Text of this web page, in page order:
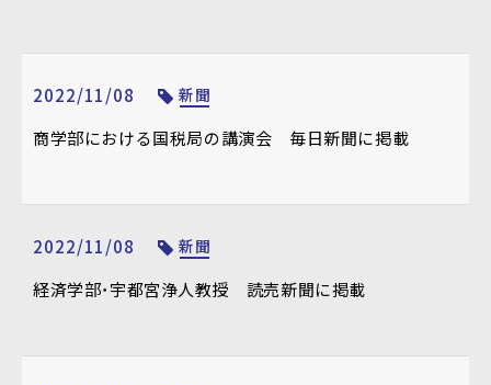
2022/11/08 新聞
商学部における国税局の講演会 毎日新聞に掲載
2022/11/08 新聞
経済学部・宇都宮浄人教授 読売新聞に掲載